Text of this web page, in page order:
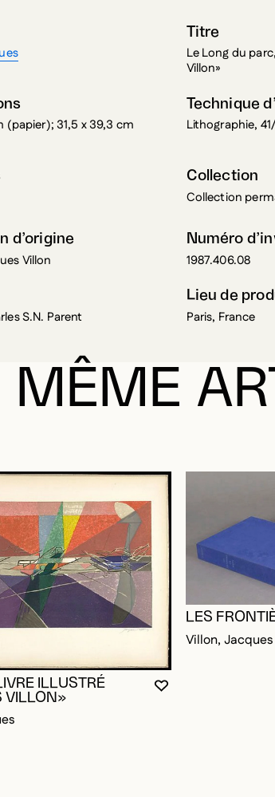
Titre
Le Long du
Villon»
(papier); 31,5 x 39,3 cm
Technique
Lithographie,
Collection
Collection
d’origine
Villon
Numéro
1987.406.08
S.N. Parent
Lieu de
Paris, France
MÊME
VOUS DEVEZ
FERMER LA
OUVRIR LA MODALE
ILLUSTRÉ
VILLON»
LES
Villon, Jacques